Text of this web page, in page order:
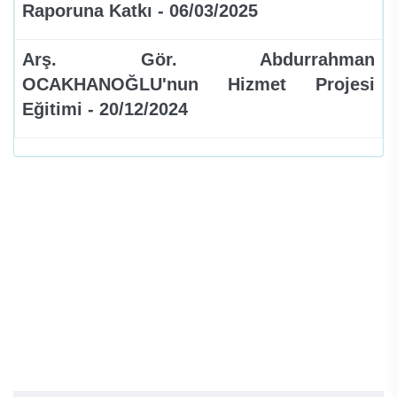
Raporuna Katkı - 06/03/2025
Arş. Gör. Abdurrahman
OCAKHANOĞLU'nun Hizmet Projesi
Eğitimi - 20/12/2024